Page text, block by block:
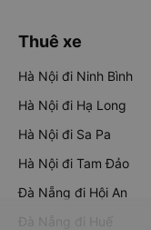
Thuê xe
Hà Nội đi Ninh Bình
Hà Nội đi Hạ Long
Hà Nội đi Sa Pa
Hà Nội đi Tam Đảo
Đà Nẵng đi Hội An
Đà Nẵng đi Huế